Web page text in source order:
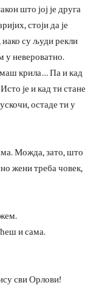
што јој је друга
стоји да је
иако су људи рекли
у невероватно.
крила… Па и кад
је и кад ти стане
остаде ти у
Можда, зато, што
жени треба човек,
и сама.
сви Орлови!